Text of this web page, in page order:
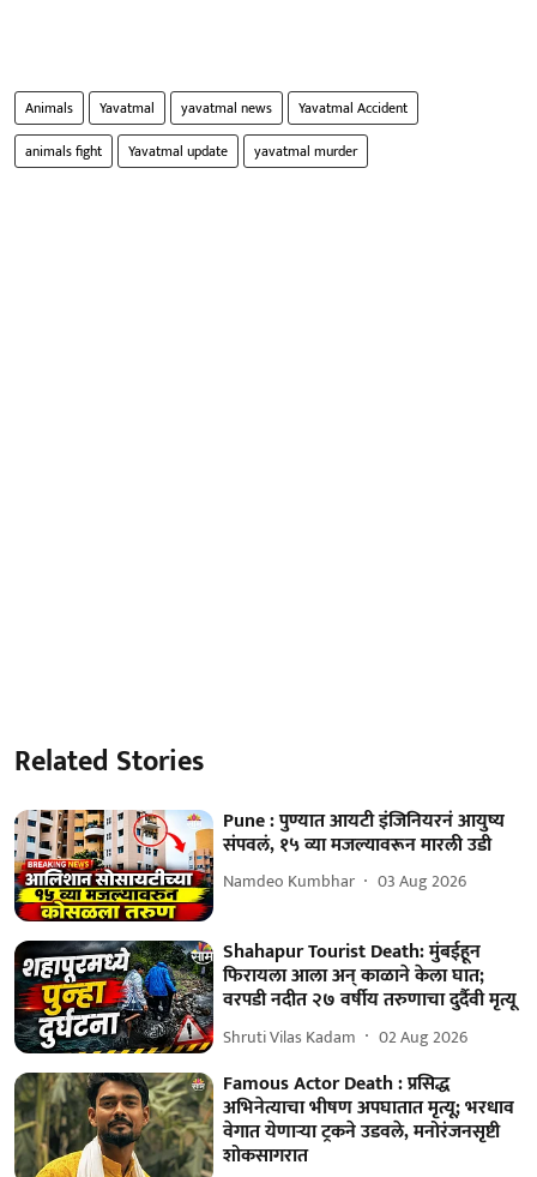
Animals Yavatmal yavatmal news
Yavatmal Accident
animals fight
Yavatmal update yavatmal murder
Related Stories
Pune : पुण्यात आयटी इंजिनियरनं आयुष्य
संपवलं, १५ व्या मजल्यावरून मारली उडी
Namdeo Kumbhar 03 Aug 2026
Shahapur Tourist Death: मुंबईहून
फिरायला आला अन् काळाने केला घात;
वरपडी नदीत २७ वर्षीय तरुणाचा दुर्दैवी मृत्यू
Shruti Vilas Kadam 02 Aug 2026
Famous Actor Death : प्रसिद्ध
अभिनेत्याचा भीषण अपघातात मृत्यू; भरधाव
वेगात येणाऱ्या ट्रकने उडवले, मनोरंजनसृष्टी
शोकसागरात